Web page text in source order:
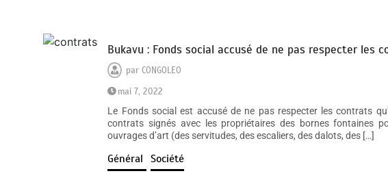
Bukavu : Fonds social accusé de ne pas respecter les
parCONGOLEO
mai 7, 2022
Le Fonds social est accusé de ne pas respecter les contrats
contrats signés avec les propriétaires des bornes fontaines
ouvrages d’art (des servitudes, des escaliers, des dalots, des […]
Général Société